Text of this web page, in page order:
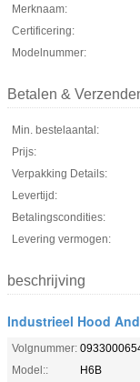
Merknaam:
Certificering:
Modelnummer:
Betalen &
Min. bestelaantal:
Prijs:
Verpakking Details:
Levertijd:
Betalingscondities:
Levering vermogen:
beschrijving
Industrieel Hood
Volgnummer:
Model::
H6B